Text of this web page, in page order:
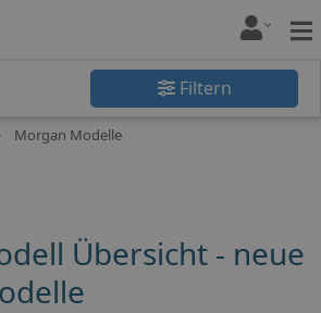
Filtern
Morgan Modelle
Übersicht - neue